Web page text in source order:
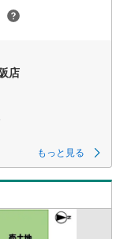
店
徒歩約8分
まで徒歩約4分
もっと見る